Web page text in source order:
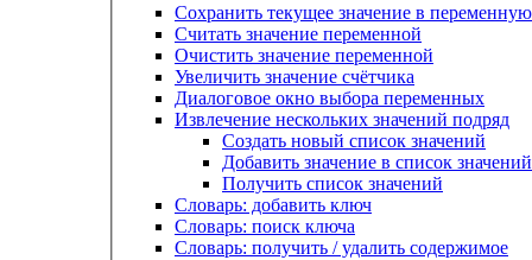
Сохранить текущее значение в переменную
Считать значение переменной
Очистить значение переменной
Увеличить значение счётчика
Диалоговое окно выбора переменных
Извлечение нескольких значений подряд
Создать новый список значений
Добавить значение в список значений
Получить список значений
Словарь: добавить ключ
Словарь: поиск ключа
Словарь: получить / удалить содержимое